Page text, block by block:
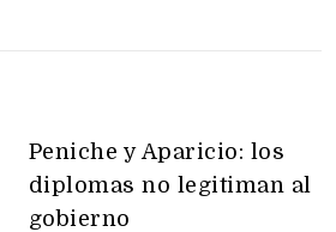
Peniche y Aparicio: los
diplomas no legitiman al
gobierno